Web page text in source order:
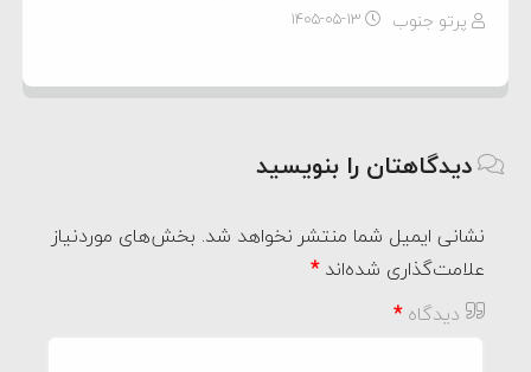
پرتو جنوب ۱۴۰۵-۰۵-۱۳
دیدگاهتان را بنویسید
نشانی ایمیل شما منتشر نخواهد شد. بخش‌های موردنیاز
علامت‌گذاری شده‌اند*
دیدگاه*